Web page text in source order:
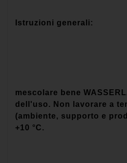
Istruzioni generali:
mescolare bene
dell'uso. Non lavorare a
(ambiente, supporto e
+10 °C.